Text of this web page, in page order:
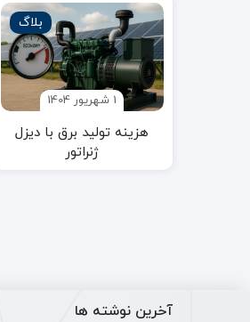
بلاگ
1 شهریور 1404
هزینه تولید برق با دیزل
ژنراتور
آخرین نوشته ها